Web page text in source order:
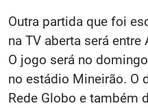
Outra partida que foi
na TV aberta será
O jogo será no
no estádio Mineirão. O
Rede Globo e também